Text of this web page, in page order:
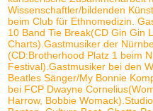
Wissenschaftler/bildenden
beim Club für Ethnomedizin.
10 Band Tie Break(CD Gin Gin
Charts).Gastmusiker der
(CD:Brotherhood Platz 1 beim
Festival).Gastmusiker bei den
Beatles Sänger/My Bonnie
bei FCP Dwayne
Harrow, Bobbie